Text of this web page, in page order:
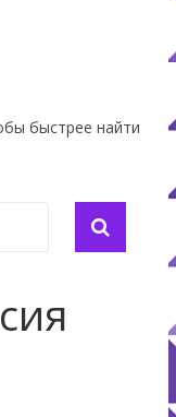
быстрее найти